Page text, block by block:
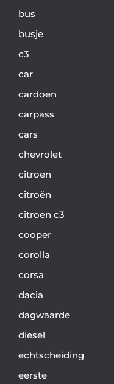
bus
busje
c3
car
cardoen
carpass
cars
chevrolet
citroen
citroën
citroen c3
cooper
corolla
corsa
dacia
dagwaarde
diesel
echtscheiding
eerste